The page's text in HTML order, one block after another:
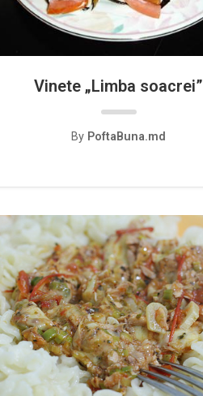
Vinete „Limba soacrei”
By PoftaBuna.md